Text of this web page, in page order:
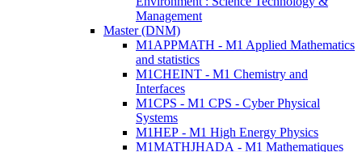
Management
Master (DNM)
M1APPMATH - M1 Applied Mathematics
and statistics
M1CHEINT - M1 Chemistry and
Interfaces
M1CPS - M1 CPS - Cyber Physical
Systems
M1HEP - M1 High Energy Physics
M1MATHJHADA - M1 Mathematiques